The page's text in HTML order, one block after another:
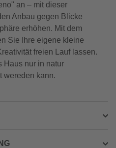
an – mit dieser
Anbau gegen Blicke
erhöhen. Mit dem
Sie Ihre eigene kleine
freien Lauf lassen.
Haus nur in natur
wereden kann.